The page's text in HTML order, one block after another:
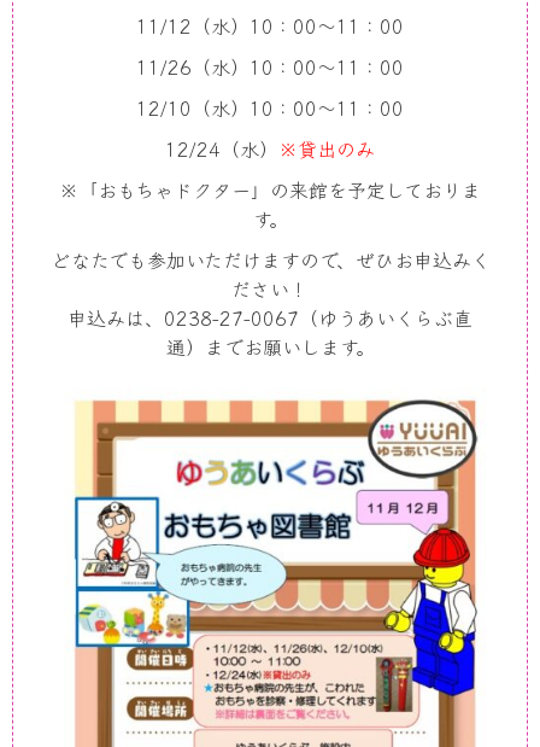
11/12（水）10：00～11：00
11/26（水）10：00～11：00
12/10（水）10：00～11：00
12/24（水） ※貸出のみ
※「おもちゃドクター」の来館を予定しておりま
す。
どなたでも参加いただけますので、ぜひお申込みく
ださい！
申込みは、0238-27-0067（ゆうあいくらぶ直
通）までお願いします。